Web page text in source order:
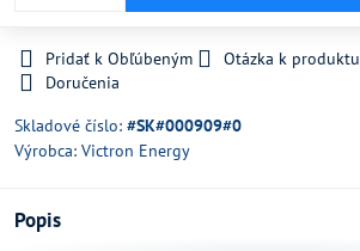
Pridať k Obľúbeným Otázka k produktu
Doručenia
Skladové číslo: #SK#000909#0
Výrobca: Victron Energy
Popis